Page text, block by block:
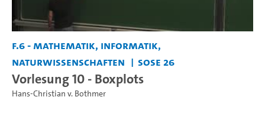
F.6 - Mathematik, Informatik,
Naturwissenschaften
SoSe 26
Vorlesung 10 - Boxplots
Hans-Christian v. Bothmer